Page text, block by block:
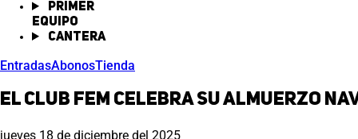
Primer
equipo
Cantera
EntradasAbonosTienda
El Club FEM celebra su almuerzo
jueves 18 de diciembre del 2025